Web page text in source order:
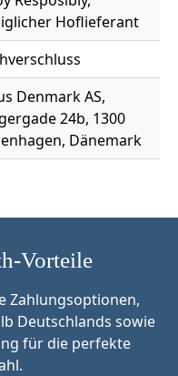
Hoflieferant
Denmark AS,
24b, 1300
Dänemark
Vorteile
Zahlungsoptionen,
Deutschlands sowie
für die perfekte